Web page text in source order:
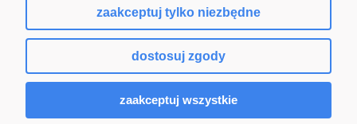
Sklep internetowy Shoper.pl
zaakceptuj tylko niezbędne
dostosuj zgody
zaakceptuj wszystkie